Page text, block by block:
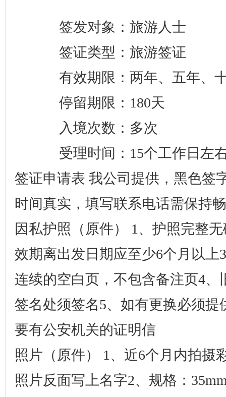
签发对象：旅游人士
签证类型：旅游签证
有效期限：两年、五年、
停留期限： 180天
入境次数：多次
受理时间： 15个工作日
签证申请表 我公司提供，黑色签
时间真实，填写联系电话需保持
因私护照（原件）
1、护照完整
效期离出发日期应至少6个月以上
连续的空白页，不包含备注页4、
签名处须签名5、如有更换必须提
要有公安机关的证明信
照片（原件）
1、近6个月内拍摄
照片反面写上名字2、规格：